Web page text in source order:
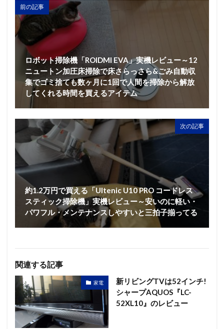
前の記事
ロボット掃除機「ROIDMI EVA」実機レビュー～12
ニュートン加圧床掃除で床さらっさら&ごみ自動収
集でゴミ捨ても数ヶ月に1回で人間を掃除から解放
してくれる時間を買えるアイテム
次の記事
約1.2万円で買える「Ultenic U10 PRO コードレス
スティック掃除機」実機レビュー～安いのに軽い・
パワフル・メンテナンスしやすいと三拍子揃ってる
関連する記事
家電
新リビングTVは52インチ!
シャープAQUOS『LC-
52XL10』のレビュー